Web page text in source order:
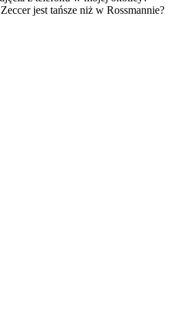
jest tańsze niż w Rossmannie?